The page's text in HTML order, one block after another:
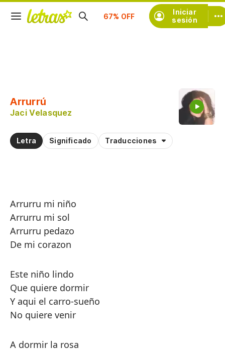
Iniciar
sesión
Suscríbete
Arrurrú
Jaci Velasquez
Letra Significado Traducciones
Arrurru mi niño
Arrurru mi sol
Arrurru pedazo
De mi corazon
Este niño lindo
Que quiere dormir
Y aqui el carro-sueño
No quiere venir
A dormir la rosa
Practicar la pronunciación de